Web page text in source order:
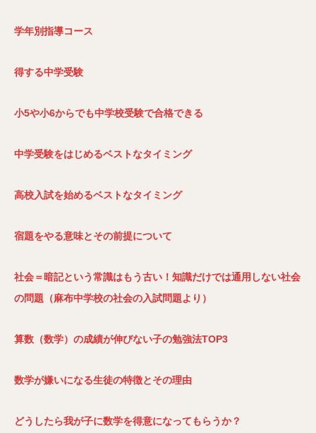
学年別指導コース
得する中学受験
小5や小6からでも中学校受験で合格できる
中学受験をはじめるベストなタイミング
高校入試を始めるベストなタイミング
宿題をやる意味とその前提について
社会＝暗記という常識はもう古い！知識だけでは通用しない社会
の問題（麻布中学校の社会の入試問題より）
算数（数学）の成績が伸びない子の勉強法TOP3
数学が嫌いになる生徒の特徴とその理由
どうしたら我が子に数学を得意になってもらうか？